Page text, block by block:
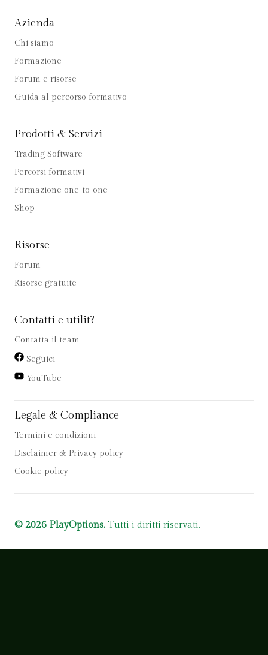
Azienda
Chi siamo
Formazione
Forum e risorse
Guida al percorso formativo
Prodotti & Servizi
Trading Software
Percorsi formativi
Formazione one-to-one
Shop
Risorse
Forum
Risorse gratuite
Contatti e utilit?
Contatta il team
Seguici
YouTube
Legale & Compliance
Termini e condizioni
Disclaimer & Privacy policy
Cookie policy
© 2026 PlayOptions. Tutti i diritti riservati.